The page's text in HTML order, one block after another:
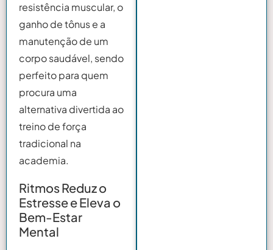
resistência muscular, o
ganho de tônus e a
manutenção de um
corpo saudável, sendo
perfeito para quem
procura uma
alternativa divertida ao
treino de força
tradicional na
academia.
Ritmos Reduz o
Estresse e Eleva o
Bem-Estar
Mental